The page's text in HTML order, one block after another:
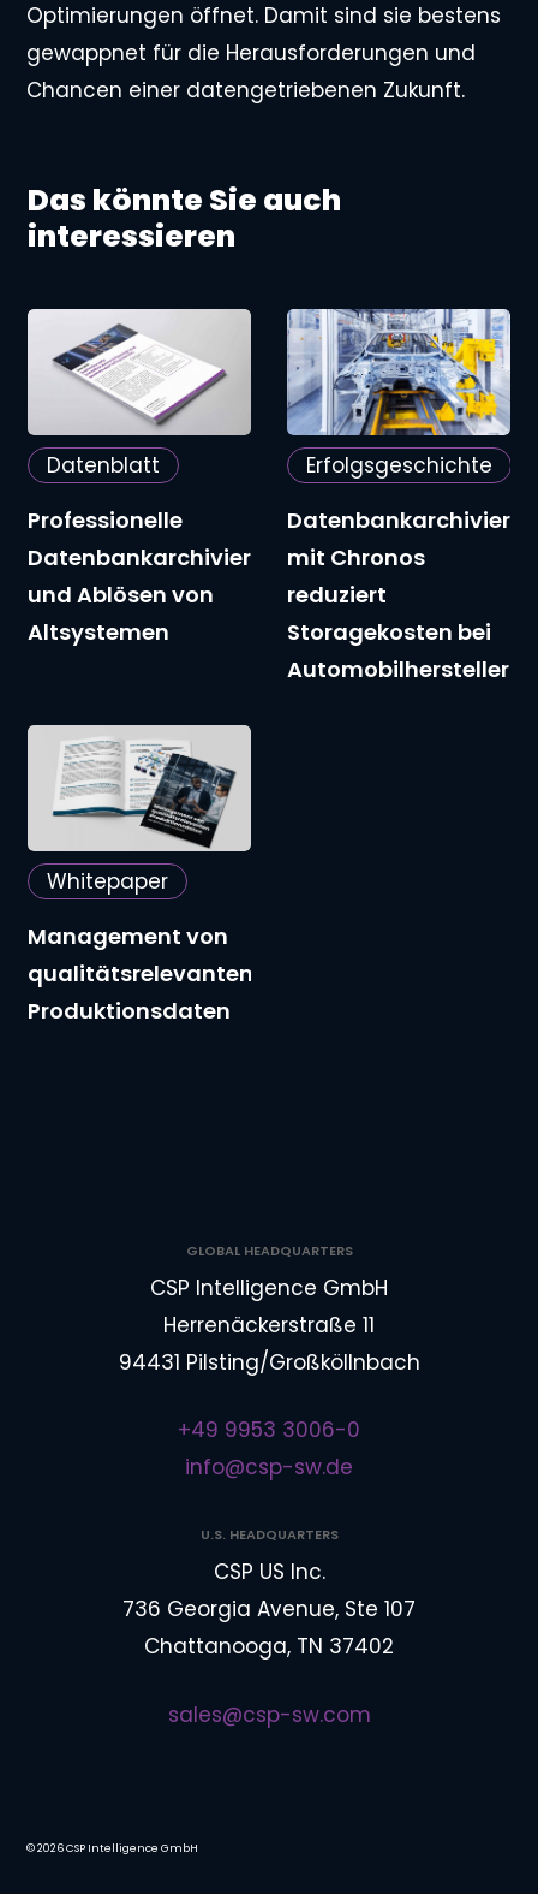
Optimierungen öffnet. Damit sind sie bestens
gewappnet für die Herausforderungen und
Chancen einer datengetriebenen Zukunft.
Das könnte Sie auch
interessieren
Professionelle
Datenbankarchivierung
Ablösen
von
Altsystemen
Datenblatt
Professionelle
Datenbankarchivierung
und Ablösen von
Altsystemen
Datenbankarchivierung
mit
Chronos
reduziert
Storagekosten
bei
Automobilhersteller
Erfolgsgeschichte
mit Chronos
reduziert
Storagekosten bei
Automobilhersteller
Management
von
qualitätsrelevanten
Produktionsdaten
Whitepaper
Management von
qualitätsrelevanten
Produktionsdaten
GLOBAL HEADQUARTERS
CSP Intelligence GmbH
Herrenäckerstraße 11
94431 Pilsting/Großköllnbach
+49 9953 3006-0
info@csp-sw.de
U.S. HEADQUARTERS
CSP US Inc.
736 Georgia Avenue, Ste 107
Chattanooga, TN 37402
sales@csp-sw.com
©2026CSP Intelligence GmbH